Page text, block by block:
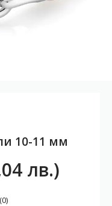
10-11 мм
лв.)
(0)